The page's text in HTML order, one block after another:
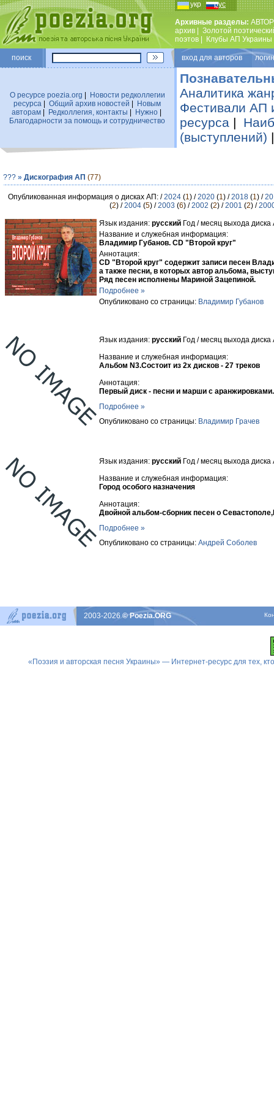
укр рус
Архивные разделы:
архив
Золотой
поэтов
Клубы АП Украины
поиск вход для авторов
О ресурсе poezia.org
Новости редколлегии
ресурса
Общий архив новостей
Новым
авторам| Редколлегия, контакты Нужно|
Благодарности за помощь и сотрудничество
Аналитика
Фестивали АП
ресурса |
(выступлений)
??? » Дискография АП (77)
Опубликованная информация о дисках АП: /2024(1) /2020(1) /2018(1) /
(2) /2004(5) /2003 (6) /2002 (2) /2001 (2) /
Язык издания: русский Год / месяц выхода
Название и служебная информация:
Владимир Губанов. CD "Второй круг"
Аннотация:
CD "Второй круг" содержит записи песен
а также песни, в которых автор альбома,
Ряд песен исполнены Мариной Зацепиной.
Подробнее »
Опубликовано со страницы: Владимир Губанов
Язык издания: русский Год / месяц выхода
Название и служебная информация:
Альбом N3.Состоит из 2х дисков - 27 треков
Аннотация:
Первый диск - песни и марши с
Подробнее »
Опубликовано со страницы: Владимир Грачев
Язык издания: русский Год / месяц выхода
Название и служебная информация:
Город особого назначения
Аннотация:
Двойной альбом-сборник песен о
Подробнее »
Опубликовано со страницы: Андрей Соболев
2003-2026© Poezia.ORG
«Поэзия и авторская песня Украины» — Интернет-ресурс для тех,